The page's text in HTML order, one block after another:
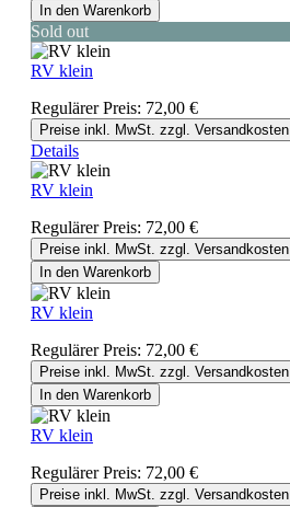
In den Warenkorb
Sold out
RV klein
Regulärer Preis: 72,00 €
Preise inkl. MwSt. zzgl. Versandkosten
Details
RV klein
Regulärer Preis: 72,00 €
Preise inkl. MwSt. zzgl. Versandkosten
In den Warenkorb
RV klein
Regulärer Preis: 72,00 €
Preise inkl. MwSt. zzgl. Versandkosten
In den Warenkorb
RV klein
Regulärer Preis: 72,00 €
Preise inkl. MwSt. zzgl. Versandkosten